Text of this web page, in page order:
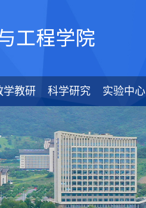
学教研 科学研究 实验中心